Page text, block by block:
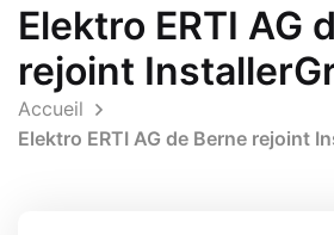
Elektro ERTI AG
rejoint
Accueil
Elektro ERTI AG de Berne rejoint